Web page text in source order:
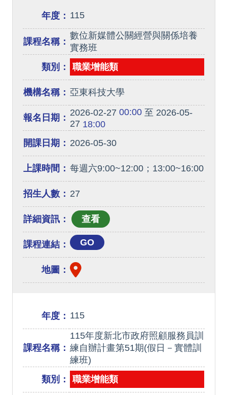
年度： 115
課程名稱：
數位新媒體公關經營與關係培養
實務班
類別：
職業增能類
機構名稱： 亞東科技大學
報名日期： 2026-02-27 00:00至 2026-05-
27 18:00
開課日期： 2026-05-30
上課時間： 每週六9:00~12:00；13:00~16:00
招生人數： 27
詳細資訊：
課程連結： GO
地圖：
年度： 115
課程名稱：
115年度新北市政府照顧服務員訓
練自辦計畫第51期(假日－實體訓
練班)
類別：
職業增能類